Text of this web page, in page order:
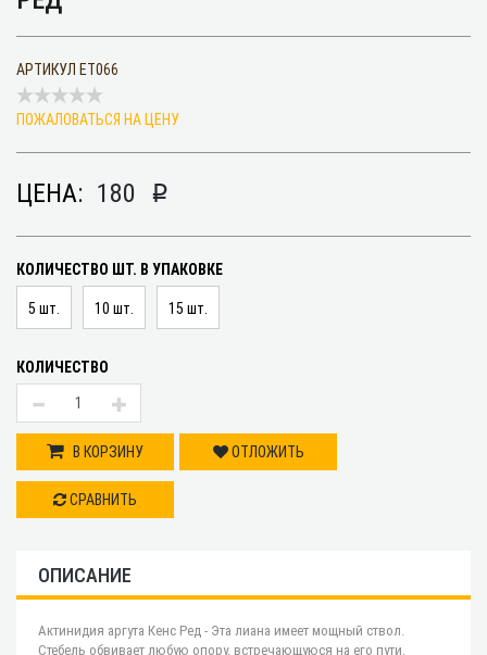
АРТИКУЛ ET066
ПОЖАЛОВАТЬСЯ НА ЦЕНУ
ЦЕНА: 180 p
КОЛИЧЕСТВО ШТ. В УПАКОВКЕ
5 шт. 10 шт. 15 шт.
КОЛИЧЕСТВО
В КОРЗИНУ ОТЛОЖИТЬ
СРАВНИТЬ
ОПИСАНИЕ
Актинидия аргута Кенс Ред - Эта лиана имеет мощный ствол.
Стебель обвивает любую опору, встречающуюся на его пути.